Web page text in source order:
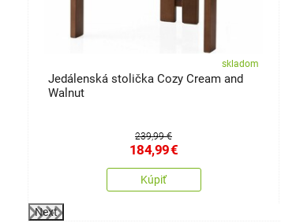
skladom
Jedálenská stolička Cozy Cream and
Walnut
239,99 €
184,99€
Kúpiť
Next